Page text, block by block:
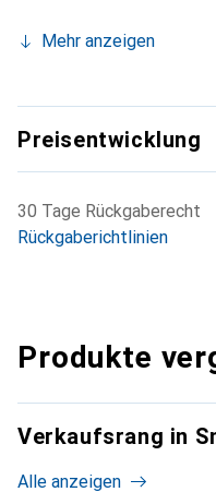
Mehr anzeigen
Preisentwicklung
30 Tage Rückgaberecht
Rückgaberichtlinien
Produkte
Verkaufsrang in
Alle anzeigen